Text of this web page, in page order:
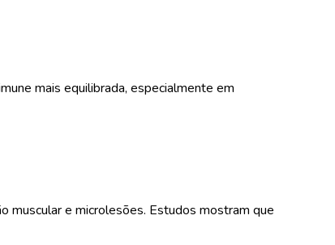
mais equilibrada, especialmente em
muscular e microlesões. Estudos mostram que